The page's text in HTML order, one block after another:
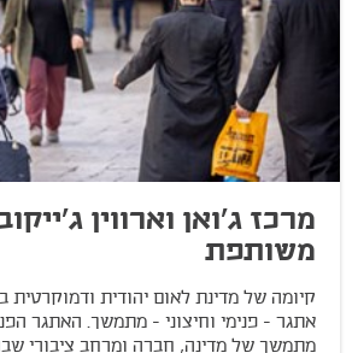
מרכז ג'ואן וארווין
משותפת
קיומה של מדינת לאום יהודית ודמוקרטית
אתגר - פנימי וחיצוני - מתמשך. האתגר
מתמשך של מדינה, חברה ומרחב ציבורי